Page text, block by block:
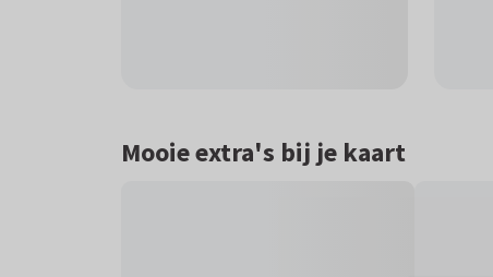
Mooie extra's bij je kaart